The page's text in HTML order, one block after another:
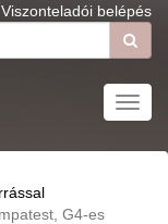
Viszonteladói belépés
G4-es